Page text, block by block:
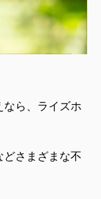
なら、ライズホ
どさまざまな不